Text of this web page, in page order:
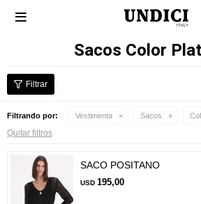

Sacos Color
Filtrando por: Vestimenta Sacos
Quitar filtros
SACO POSITANO
USD 195,00